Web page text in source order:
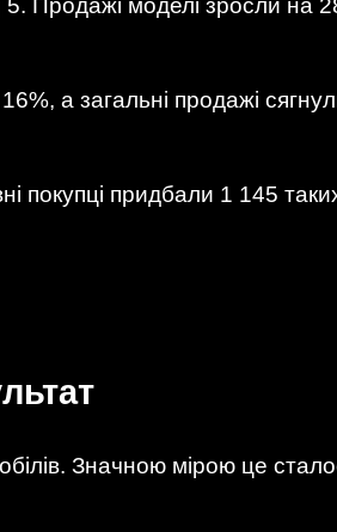
а загальні продажі
покупці придбали 1 145
Значною мірою це